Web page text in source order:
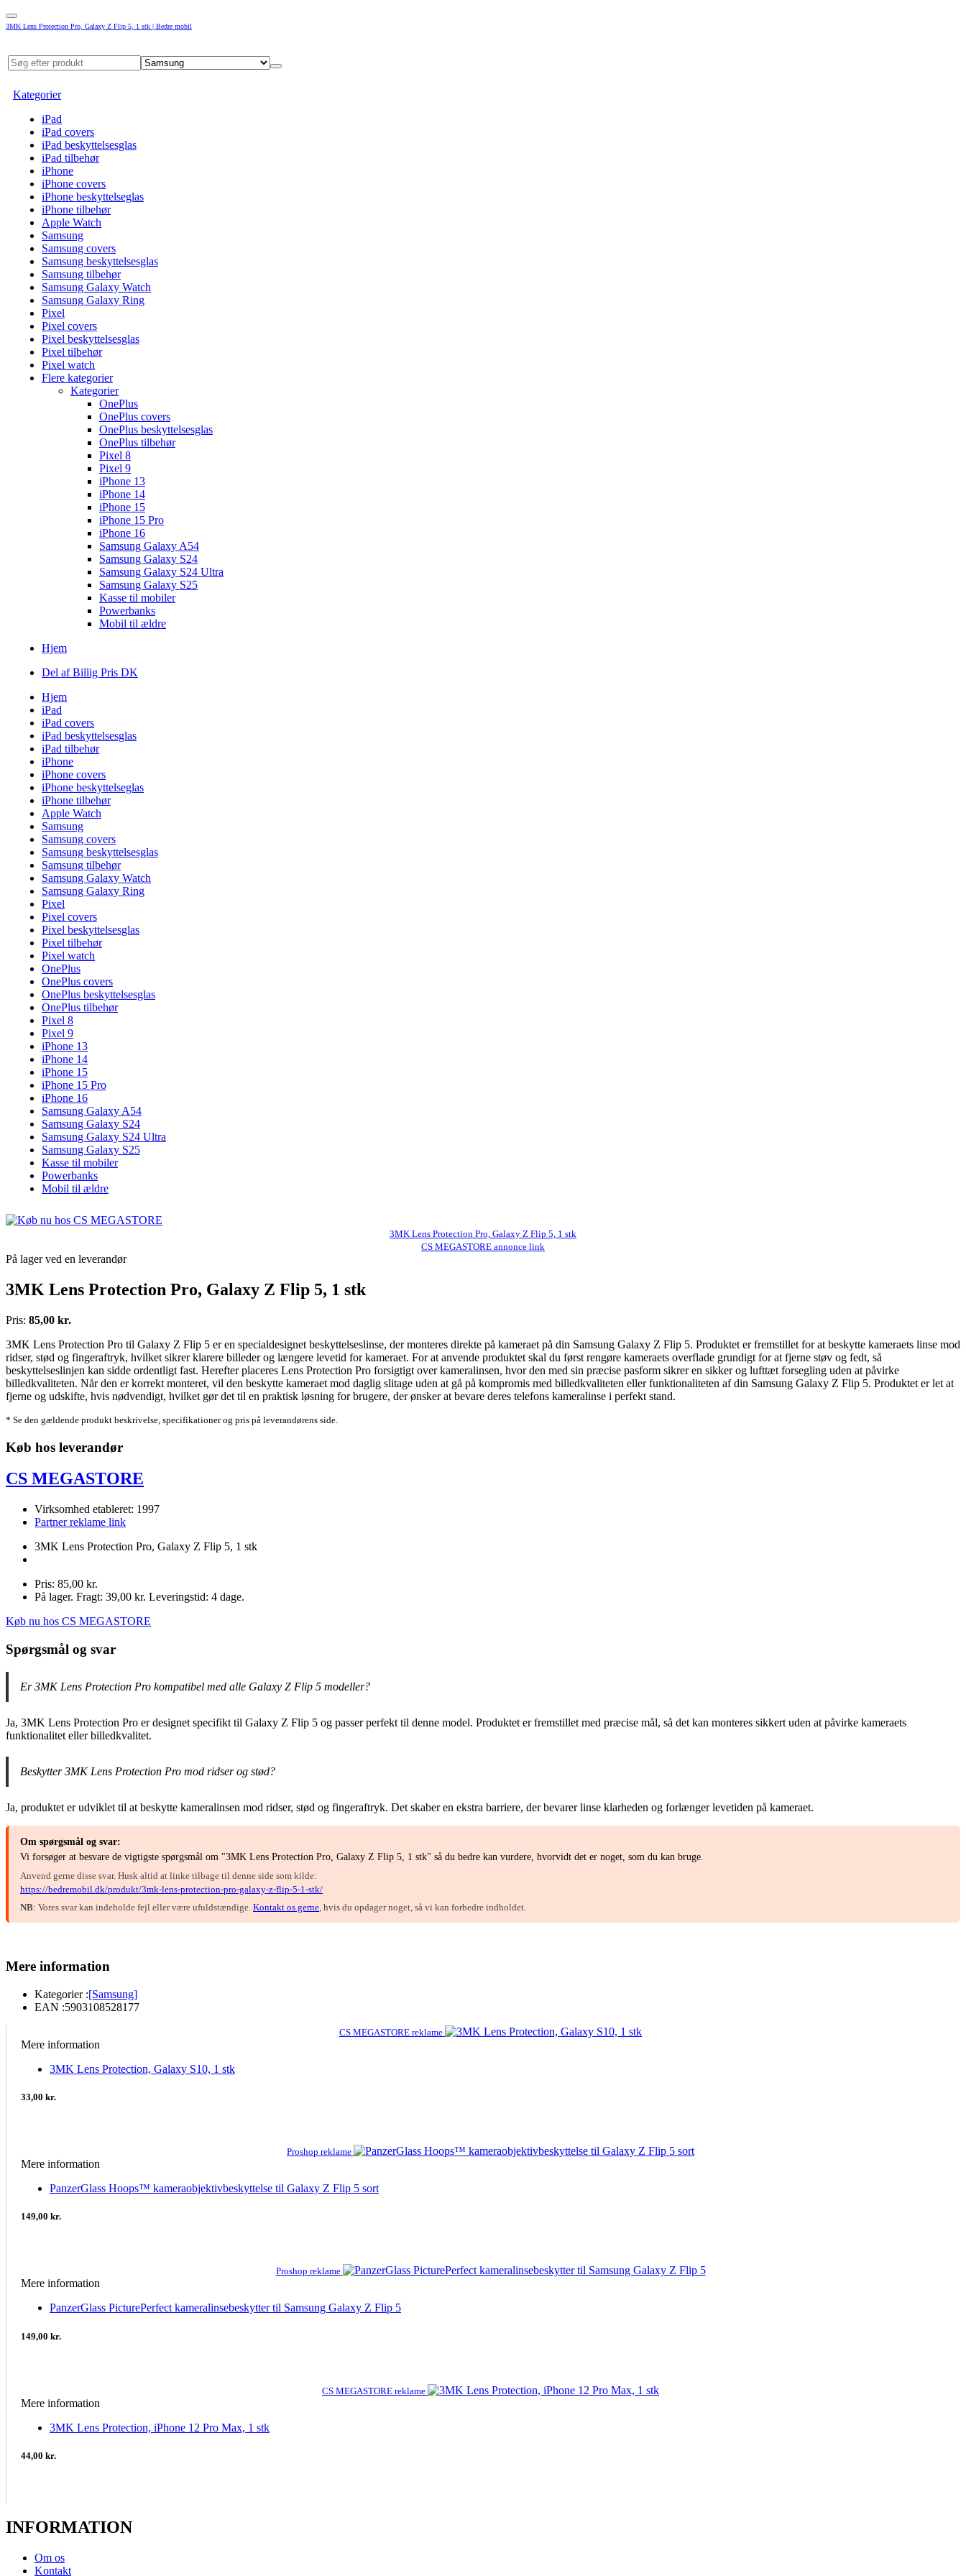
3MK Lens Protection Pro, Galaxy Z Flip 5, 1 stk | Bedre mobil
Kategorier
iPad
iPad covers
iPad beskyttelsesglas
iPad tilbehør
iPhone
iPhone covers
iPhone beskyttelseglas
iPhone tilbehør
Apple Watch
Samsung
Samsung covers
Samsung beskyttelsesglas
Samsung tilbehør
Samsung Galaxy Watch
Samsung Galaxy Ring
Pixel
Pixel covers
Pixel beskyttelsesglas
Pixel tilbehør
Pixel watch
Flere kategorier
Kategorier
OnePlus
OnePlus covers
OnePlus beskyttelsesglas
OnePlus tilbehør
Pixel 8
Pixel 9
iPhone 13
iPhone 14
iPhone 15
iPhone 15 Pro
iPhone 16
Samsung Galaxy A54
Samsung Galaxy S24
Samsung Galaxy S24 Ultra
Samsung Galaxy S25
Kasse til mobiler
Powerbanks
Mobil til ældre
Hjem
Del af Billig Pris DK
Hjem
iPad
iPad covers
iPad beskyttelsesglas
iPad tilbehør
iPhone
iPhone covers
iPhone beskyttelseglas
iPhone tilbehør
Apple Watch
Samsung
Samsung covers
Samsung beskyttelsesglas
Samsung tilbehør
Samsung Galaxy Watch
Samsung Galaxy Ring
Pixel
Pixel covers
Pixel beskyttelsesglas
Pixel tilbehør
Pixel watch
OnePlus
OnePlus covers
OnePlus beskyttelsesglas
OnePlus tilbehør
Pixel 8
Pixel 9
iPhone 13
iPhone 14
iPhone 15
iPhone 15 Pro
iPhone 16
Samsung Galaxy A54
Samsung Galaxy S24
Samsung Galaxy S24 Ultra
Samsung Galaxy S25
Kasse til mobiler
Powerbanks
Mobil til ældre
3MK Lens Protection Pro, Galaxy Z Flip 5, 1 stk
CS MEGASTORE annonce link
På lager ved en leverandør
3MK Lens Protection Pro, Galaxy Z Flip 5, 1 stk
Pris: 85,00 kr.
3MK Lens Protection Pro til Galaxy Z Flip 5 er en specialdesignet beskyttelseslinse, der monteres direkte på kameraet på din Samsung Galaxy Z Flip 5. Produktet er fremstillet for at beskytte kameraets linse mod
ridser, stød og fingeraftryk, hvilket sikrer klarere billeder og længere levetid for kameraet. For at anvende produktet skal du først rengøre kameraets overflade grundigt for at fjerne støv og fedt, så
beskyttelseslinjen kan sidde ordentligt fast. Herefter placeres Lens Protection Pro forsigtigt over kameralinsen, hvor den med sin præcise pasform sikrer en sikker og lufttæt forsegling uden at påvirke
billedkvaliteten. Når den er korrekt monteret, vil den beskytte kameraet mod daglig slitage uden at gå på kompromis med billedkvaliteten eller funktionaliteten af din Samsung Galaxy Z Flip 5. Produktet er let at
fjerne og udskifte, hvis nødvendigt, hvilket gør det til en praktisk løsning for brugere, der ønsker at bevare deres telefons kameralinse i perfekt stand.
* Se den gældende produkt beskrivelse, specifikationer og pris på leverandørens side.
Køb hos leverandør
CS MEGASTORE
Virksomhed etableret: 1997
Partner reklame link
3MK Lens Protection Pro, Galaxy Z Flip 5, 1 stk
Pris: 85,00 kr.
På lager. Fragt: 39,00 kr. Leveringstid: 4 dage.
Køb nu hos CS MEGASTORE
Spørgsmål og svar
Er 3MK Lens Protection Pro kompatibel med alle Galaxy Z Flip 5 modeller?
Ja, 3MK Lens Protection Pro er designet specifikt til Galaxy Z Flip 5 og passer perfekt til denne model. Produktet er fremstillet med præcise mål, så det kan monteres sikkert uden at påvirke kameraets
funktionalitet eller billedkvalitet.
Beskytter 3MK Lens Protection Pro mod ridser og stød?
Ja, produktet er udviklet til at beskytte kameralinsen mod ridser, stød og fingeraftryk. Det skaber en ekstra barriere, der bevarer linse klarheden og forlænger levetiden på kameraet.
Om spørgsmål og svar:
Vi forsøger at besvare de vigtigste spørgsmål om "3MK Lens Protection Pro, Galaxy Z Flip 5, 1 stk" så du bedre kan vurdere, hvorvidt det er noget, som du kan bruge.
Anvend gerne disse svar. Husk altid at linke tilbage til denne side som kilde:
https://bedremobil.dk/produkt/3mk-lens-protection-pro-galaxy-z-flip-5-1-stk/
NB: Vores svar kan indeholde fejl eller være ufuldstændige. Kontakt os gerne, hvis du opdager noget, så vi kan forbedre indholdet.
Mere information
Kategorier :[Samsung]
EAN :5903108528177
CS MEGASTORE reklame
Mere information
3MK Lens Protection, Galaxy S10, 1 stk
33,00 kr.
Proshop reklame
Mere information
PanzerGlass Hoops™ kameraobjektivbeskyttelse til Galaxy Z Flip 5 sort
149,00 kr.
Proshop reklame
Mere information
PanzerGlass PicturePerfect kameralinsebeskytter til Samsung Galaxy Z Flip 5
149,00 kr.
CS MEGASTORE reklame
Mere information
3MK Lens Protection, iPhone 12 Pro Max, 1 stk
44,00 kr.
INFORMATION
Om os
Kontakt